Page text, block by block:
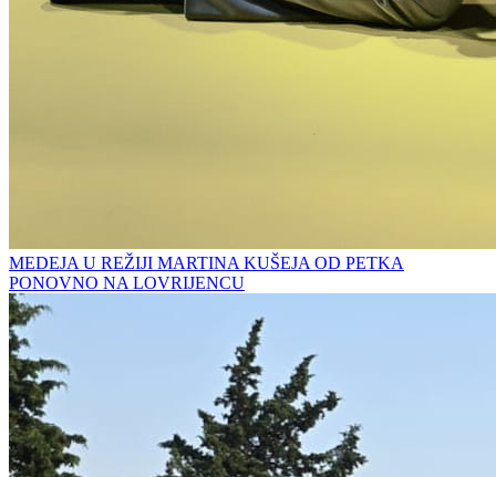
MEDEJA U REŽIJI MARTINA KUŠEJA OD PETKA
PONOVNO NA LOVRIJENCU